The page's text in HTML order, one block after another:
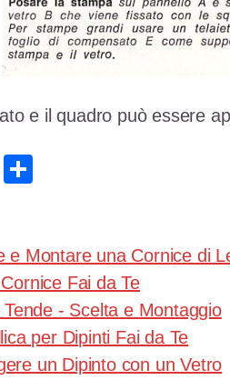
e il quadro può essere
E
di
vi
di
e Montare una Cornice di
Fai da Te
- Scelta e Montaggio
per Dipinti Fai da Te
un Dipinto con un Vetro